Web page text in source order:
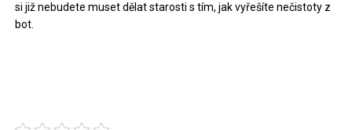
si již nebudete muset dělat starosti s tím, jak vyřešíte nečistoty z
bot.